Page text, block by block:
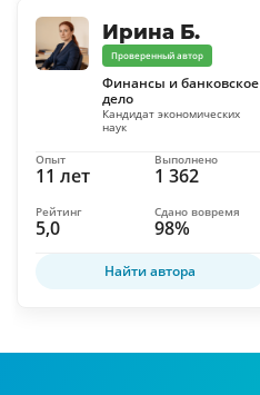
Ирина Б.
Проверенный автор
Финансы и банковское
дело
Кандидат экономических
наук
11 лет
Опыт
1 362
Выполнено
5,0
Рейтинг
98%
Сдано вовремя
Найти автора